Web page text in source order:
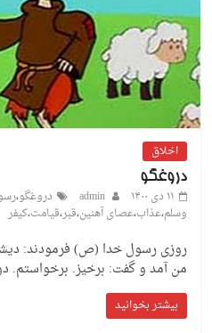
اخلاق
دروغگو
۱۱ دی ۱۴۰۰
admin دروغگو،
وسلم،عذاب،عصای آهنین،قبر،قیامت،کیفر
روزی رسول خدا (ص) فرمودند:
من آمد و گفت: برخیز. برخواستم.
بیشتر بخوانید